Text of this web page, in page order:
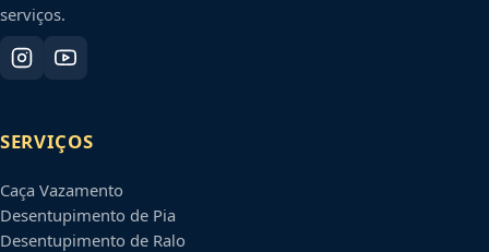
serviços.
SERVIÇOS
Caça Vazamento
Desentupimento de Pia
Desentupimento de Ralo